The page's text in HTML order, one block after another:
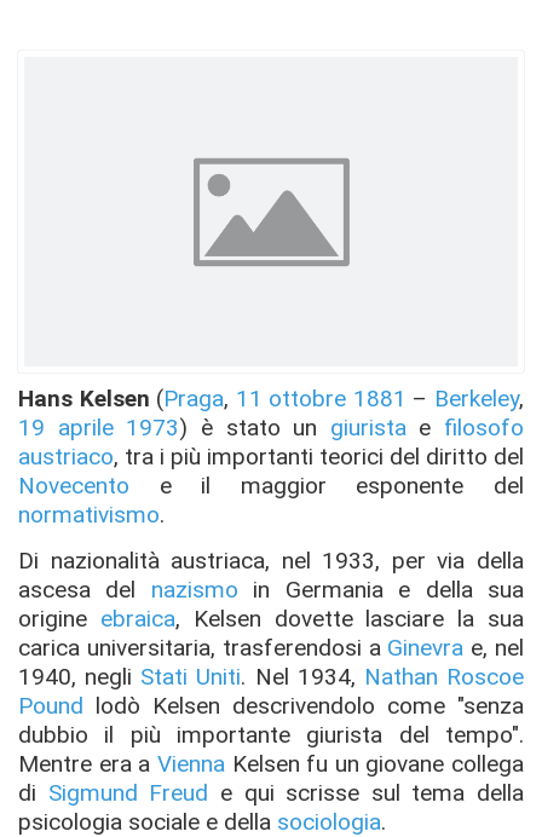
Hans Kelsen (Praga, 11 ottobre 1881 – Berkeley,
19 aprile 1973) è stato un giuristae filosofo
austriaco, tra i più importanti teorici del diritto del
Novecento e il maggior esponente del
normativismo.
Di nazionalità austriaca, nel 1933, per via della
ascesa del nazismo in Germania e della sua
origine ebraica, Kelsen dovette lasciare la sua
carica universitaria, trasferendosi a Ginevra e, nel
1940, negli Stati Uniti. Nel 1934, Nathan Roscoe
Pound lodò Kelsen descrivendolo come "senza
dubbio il più importante giurista del tempo".
Mentre era a Vienna Kelsen fu un giovane collega
di Sigmund Freud e qui scrisse sul tema della
psicologia sociale e della sociologia.